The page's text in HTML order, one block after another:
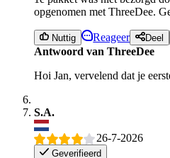
opgenomen met ThreeDee.
Nuttig Reageer Deel
Antwoord van ThreeDee
Hoi Jan, vervelend dat je
S.A.
26-7-2026
Geverifieerd